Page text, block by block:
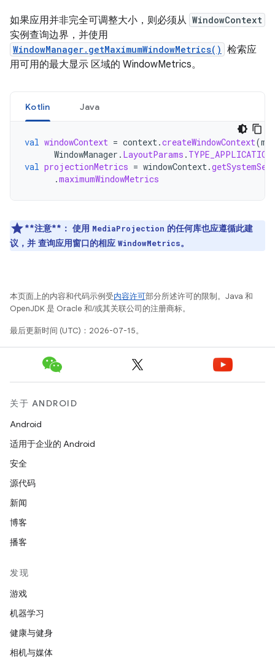
如果应用并非完全可调整大小，则必须从 WindowContext
实例查询边界，并使用
WindowManager.getMaximumWindowMetrics() 检索应
用可用的最大显示 区域的 WindowMetrics。
Kotlin Java
val windowContext = context.createWindowContext(
WindowManager . LayoutParams . TYPE_APPLICATION
val projectionMetrics = windowContext.
.maximumWindowMetrics
**注意**： 使用 MediaProjection 的任何库也应遵循此建
议，并 查询应用窗口的相应 WindowMetrics。
本页面上的内容和代码示例受内容许可部分所述许可的限制。Java 和
OpenJDK 是 Oracle 和/或其关联公司的注册商标。
最后更新时间 (UTC)：2026-07-15。
关于 ANDROID
Android
适用于企业的 Android
安全
源代码
新闻
博客
播客
发现
游戏
机器学习
健康与健身
相机与媒体